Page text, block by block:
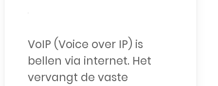
VoIP (Voice over IP) is
bellen via internet. Het
vervangt de vaste